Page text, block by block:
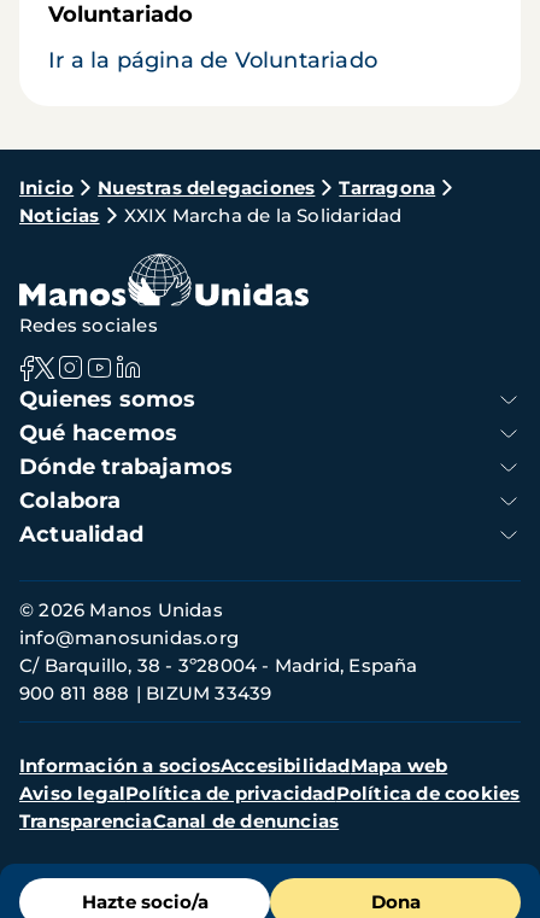
Voluntariado
Ir a la página de Voluntariado
Ruta
de
navegación
Inicio Nuestras delegaciones
Tarragona
Noticias
XXIX Marcha de la Solidaridad
Menú
de
Hazte socio/a Dona
Navegación
principal
Quienes somos
Qué hacemos
Dónde trabajamos
Colabora
Actualidad
Redes sociales
Información
de
contacto
© 2026 Manos Unidas
C/ Barquillo, 38 - 3º28004 - Madrid, España
900 811 888
BIZUM 33439
info@manosunidas.org
Menú
secundario
Información a sociosAccesibilidadMapa web
Aviso legalPolítica de privacidadPolítica de cookies
TransparenciaCanal de denuncias